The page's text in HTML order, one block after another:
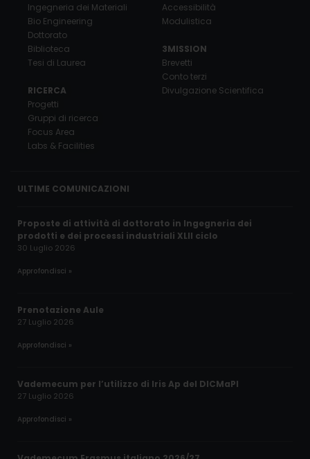
Ingegneria dei Materiali
Bio Engineering
Dottorato
Biblioteca
Tesi di Laurea
RICERCA
Progetti
Gruppi di ricerca
Focus Area
Labs & Facilities
Accessibilità
Modulistica
3MISSION
Brevetti
Conto terzi
Divulgazione Scientifica
ULTIME COMUNICAZIONI
Proposte di attività di dottorato in Ingegneria dei
prodotti e dei processi industriali XLII ciclo
30 Luglio 2026
Approfondisci »
Prenotazione Aule
27 Luglio 2026
Approfondisci »
Vademecum per l’utilizzo di Iris Ap del DICMaPI
27 Luglio 2026
Approfondisci »